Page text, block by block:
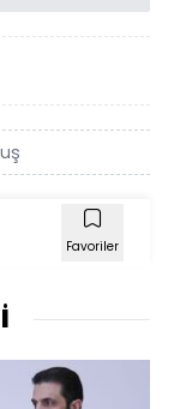
Favoriler